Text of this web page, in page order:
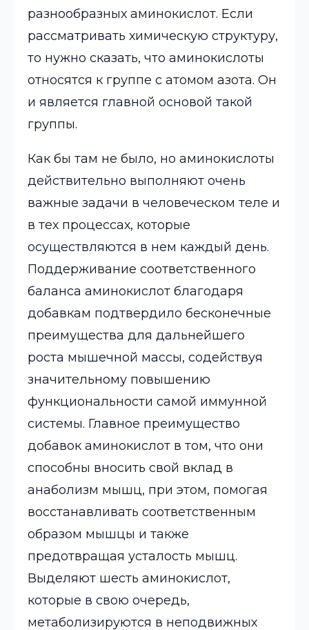
разнообразных аминокислот. Если
рассматривать химическую структуру,
то нужно сказать, что аминокислоты
относятся к группе с атомом азота. Он
и является главной основой такой
группы.
Как бы там не было, но аминокислоты
действительно выполняют очень
важные задачи в человеческом теле и
в тех процессах, которые
осуществляются в нем каждый день.
Поддерживание соответственного
баланса аминокислот благодаря
добавкам подтвердило бесконечные
преимущества для дальнейшего
роста мышечной массы, содействуя
значительному повышению
функциональности самой иммунной
системы. Главное преимущество
добавок аминокислот в том, что они
способны вносить свой вклад в
анаболизм мышц, при этом, помогая
восстанавливать соответственным
образом мышцы и также
предотвращая усталость мышц.
Выделяют шесть аминокислот,
которые в свою очередь,
метаболизируются в неподвижных